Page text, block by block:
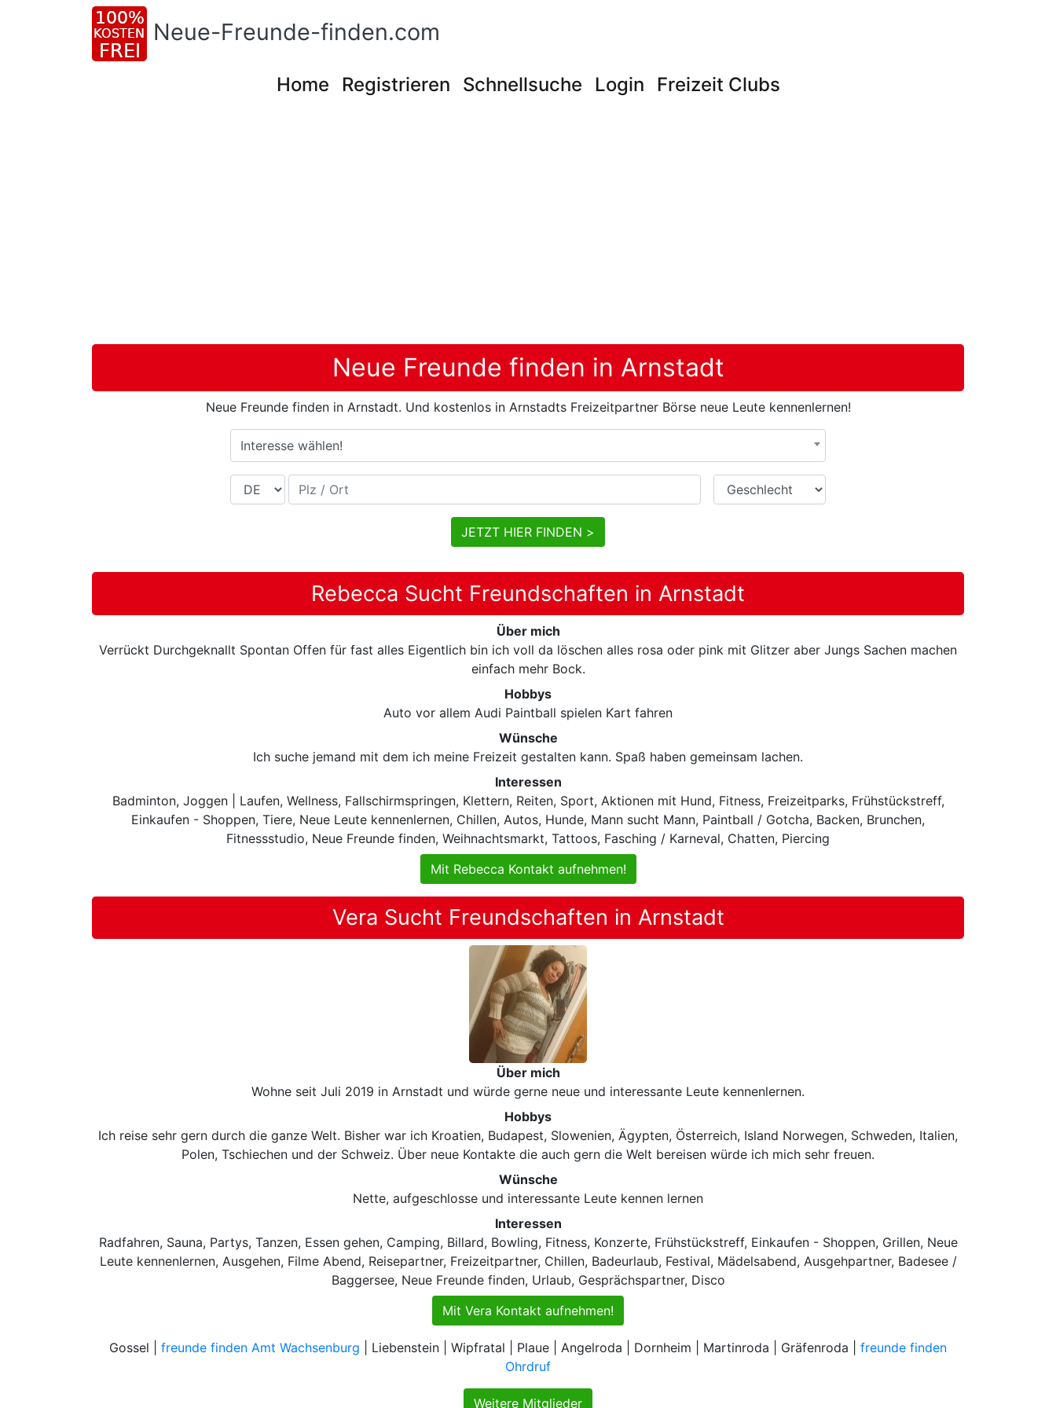
Neue-Freunde-finden.com
Home Registrieren Schnellsuche Login Freizeit Clubs
Neue Freunde finden in Arnstadt
Neue Freunde finden in Arnstadt. Und kostenlos in Arnstadts Freizeitpartner Börse neue Leute kennenlernen!
Interesse wählen!
Land Plz / Ort Geschlecht
JETZT HIER FINDEN >
Rebecca Sucht Freundschaften in Arnstadt
Über mich
Verrückt Durchgeknallt Spontan Offen für fast alles Eigentlich bin ich voll da löschen alles rosa oder pink mit Glitzer aber Jungs Sachen machen
einfach mehr Bock.
Hobbys
Auto vor allem Audi Paintball spielen Kart fahren
Wünsche
Ich suche jemand mit dem ich meine Freizeit gestalten kann. Spaß haben gemeinsam lachen.
Interessen
Badminton, Joggen | Laufen, Wellness, Fallschirmspringen, Klettern, Reiten, Sport, Aktionen mit Hund, Fitness, Freizeitparks, Frühstückstreff,
Einkaufen - Shoppen, Tiere, Neue Leute kennenlernen, Chillen, Autos, Hunde, Mann sucht Mann, Paintball / Gotcha, Backen, Brunchen,
Fitnessstudio, Neue Freunde finden, Weihnachtsmarkt, Tattoos, Fasching / Karneval, Chatten, Piercing
Mit Rebecca Kontakt aufnehmen!
Vera Sucht Freundschaften in Arnstadt
Über mich
Wohne seit Juli 2019 in Arnstadt und würde gerne neue und interessante Leute kennenlernen.
Hobbys
Ich reise sehr gern durch die ganze Welt. Bisher war ich Kroatien, Budapest, Slowenien, Ägypten, Österreich, Island Norwegen, Schweden, Italien,
Polen, Tschiechen und der Schweiz. Über neue Kontakte die auch gern die Welt bereisen würde ich mich sehr freuen.
Wünsche
Nette, aufgeschlosse und interessante Leute kennen lernen
Interessen
Radfahren, Sauna, Partys, Tanzen, Essen gehen, Camping, Billard, Bowling, Fitness, Konzerte, Frühstückstreff, Einkaufen - Shoppen, Grillen, Neue
Leute kennenlernen, Ausgehen, Filme Abend, Reisepartner, Freizeitpartner, Chillen, Badeurlaub, Festival, Mädelsabend, Ausgehpartner, Badesee /
Baggersee, Neue Freunde finden, Urlaub, Gesprächspartner, Disco
Mit Vera Kontakt aufnehmen!
Gossel | freunde finden Amt Wachsenburg | Liebenstein | Wipfratal | Plaue | Angelroda | Dornheim | Martinroda | Gräfenroda | freunde finden
Ohrdruf
Weitere Mitglieder